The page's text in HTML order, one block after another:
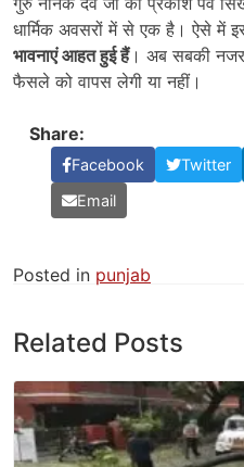
धार्मिक अवसरों में से एक है। ऐसे में
भावनाएं आहत हुई हैं। अब सबकी नजर
फैसले को वापस लेगी या नहीं।
Share:
Facebook Twitter
Email
Posted in punjab
Related Posts